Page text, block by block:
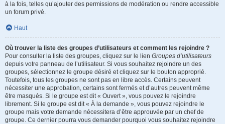
à la fois, telles qu’ajouter des permissions de modération ou rendre accessible
un forum privé.
Haut
Où trouver la liste des groupes d’utilisateurs et comment les rejoindre ?
Pour consulter la liste des groupes, cliquez sur le lien Groupes d’utilisateurs
depuis votre panneau de l’utilisateur. Si vous souhaitez rejoindre un des
groupes, sélectionnez le groupe désiré et cliquez sur le bouton approprié.
Toutefois, tous les groupes ne sont pas en libre accès. Certains peuvent
nécessiter une approbation, certains sont fermés et d’autres peuvent même
être masqués. Si le groupe est dit « Ouvert », vous pouvez le rejoindre
librement. Si le groupe est dit « À la demande », vous pouvez rejoindre le
groupe mais votre demande nécessitera d’être approuvée par un chef de
groupe. Ce dernier pourra vous demander pourquoi vous souhaitez rejoindre